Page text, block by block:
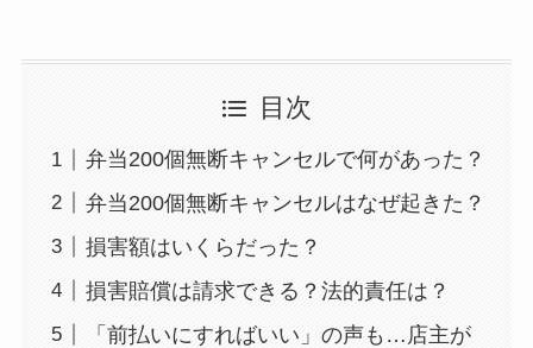
目次
弁当200個無断キャンセルで何があった？
弁当200個無断キャンセルはなぜ起きた？
損害額はいくらだった？
損害賠償は請求できる？法的責任は？
「前払いにすればいい」の声も…店主が